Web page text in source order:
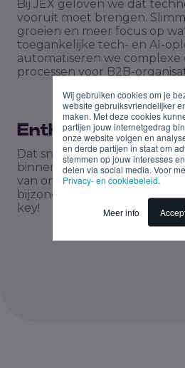
Wij gebruiken cookies om je
website gebruiksvriendelijker
maken. Met deze cookies
partijen jouw internetgedrag
onze website volgen en
en derde partijen in staat om
stemmen op jouw interesses
delen via social media. Voor
Privacy- en cookiebeleid.
Meer info
Bij JEX geloven we dat
vooruit moet brengen.
groeien en meer focus op
toegankelijke tech- en AI-
automatiseren we
processen voor B2B-
Enthousiast?
Dat snappen we! Deel je cv
binnen twee werkdagen na
van ons. We zijn erg
bijzonder maakt. Tip: kort is
key!